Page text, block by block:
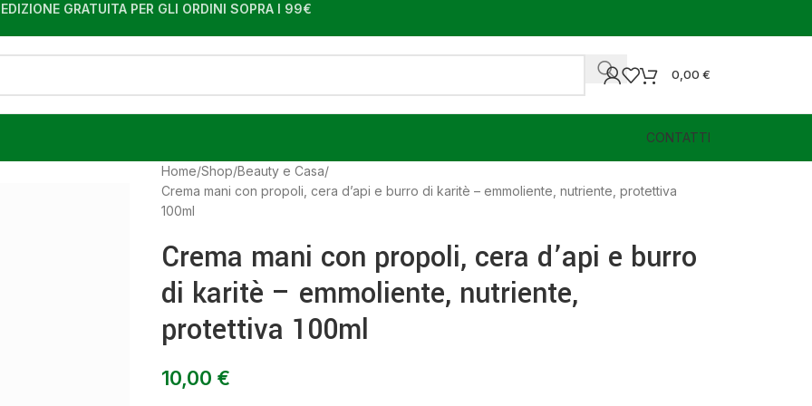
GRATUITA PER GLI ORDINI SOPRA I 99€
0,00 €
CONTATTI
Home Shop Beauty e Casa
Crema mani con propoli, cera d’api e burro di karitè – emmoliente, nutriente, protettiva
100ml
Crema mani con propoli, cera d’api e burro
di karitè – emmoliente, nutriente,
protettiva 100ml
10,00 €